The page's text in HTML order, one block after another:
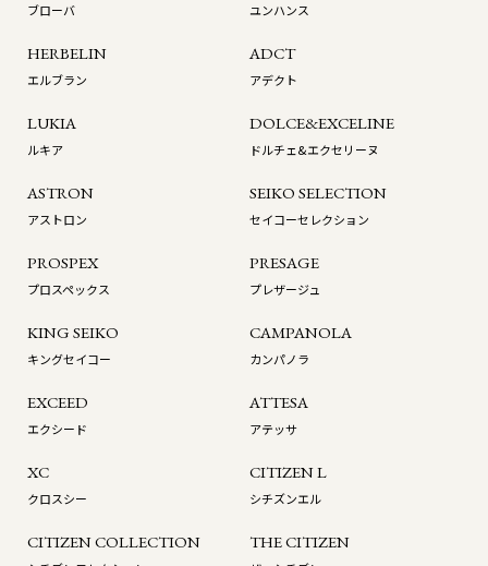
ブローバ ユンハンス
HERBELIN
エルブラン
ADCT
アデクト
LUKIA
ルキア
DOLCE&EXCELINE
ドルチェ&エクセリーヌ
ASTRON
アストロン
SEIKO SELECTION
セイコーセレクション
PROSPEX
プロスペックス
PRESAGE
プレザージュ
KING SEIKO
キングセイコー
CAMPANOLA
カンパノラ
EXCEED
エクシード
ATTESA
アテッサ
XC
クロスシー
CITIZEN L
シチズンエル
CITIZEN COLLECTION THE CITIZEN